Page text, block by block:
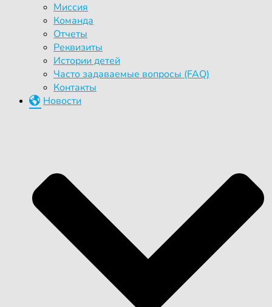
Миссия
Команда
Отчеты
Реквизиты
Истории детей
Часто задаваемые вопросы (FAQ)
Контакты
Новости